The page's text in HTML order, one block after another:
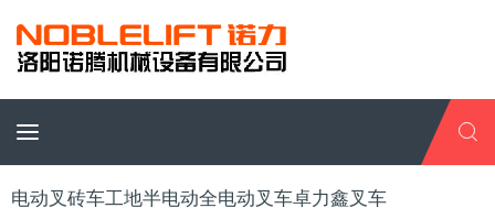
电动叉砖车工地半电动全电动叉车卓力鑫叉车